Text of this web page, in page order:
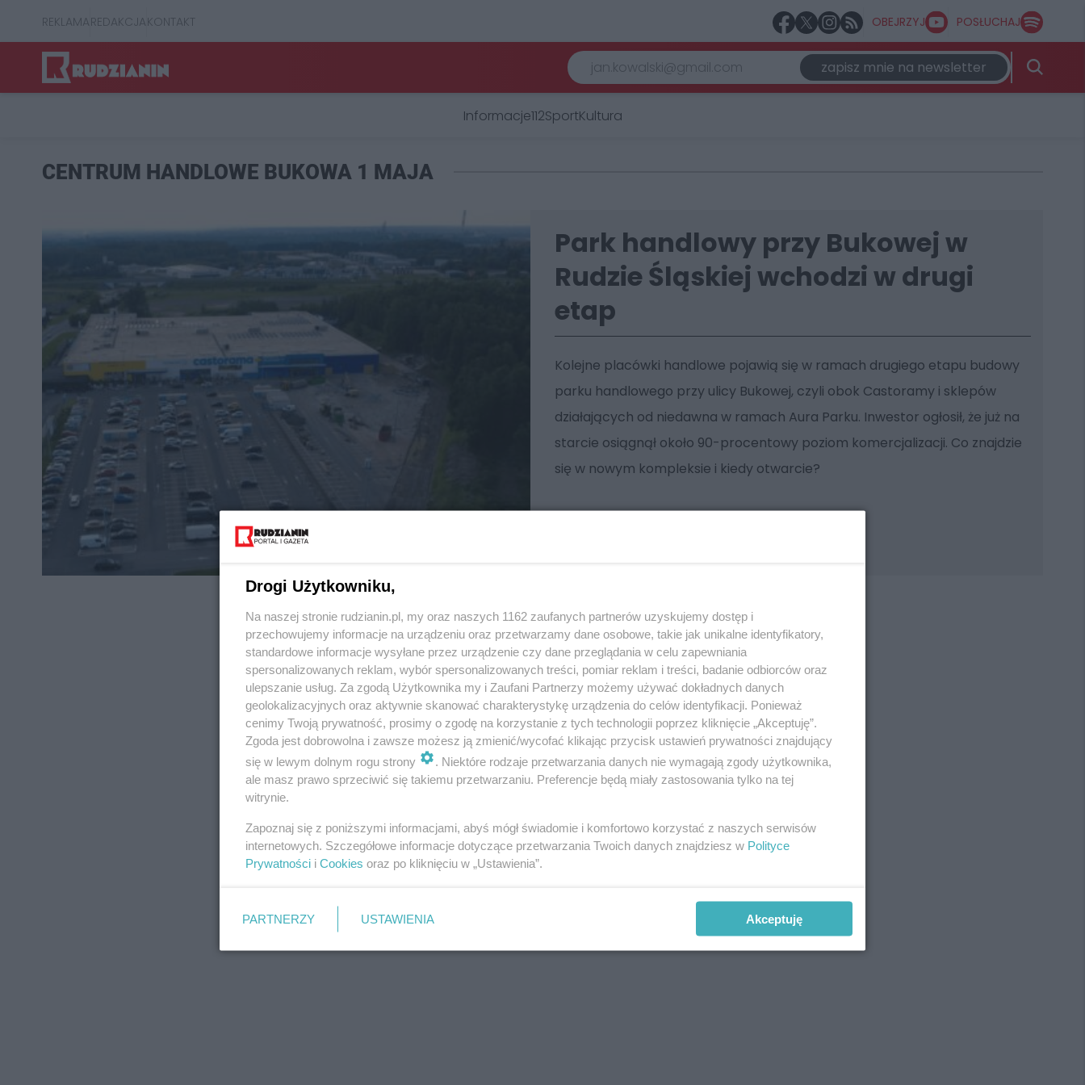
REKLAMAREDAKCJAKONTAKT OBEJRZYJ POSŁUCHAJ
zapisz mnie na newsletter
Informacje112SportKultura
CENTRUM HANDLOWE BUKOWA 1 MAJA
Park handlowy przy Bukowej w
Rudzie Śląskiej wchodzi w drugi
etap
Kolejne placówki handlowe pojawią się w ramach drugiego etapu budowy
parku handlowego przy ulicy Bukowej, czyli obok Castoramy i sklepów
działających od niedawna w ramach Aura Parku. Inwestor ogłosił, że już na
starcie osiągnął około 90-procentowy poziom komercjalizacji. Co znajdzie
się w nowym kompleksie i kiedy otwarcie?
REKLAMA REKLAMA
Drogi Użytkowniku,
Na naszej stronie rudzianin.pl, my oraz naszych 1162 zaufanych partnerów uzyskujemy dostęp i
przechowujemy informacje na urządzeniu oraz przetwarzamy dane osobowe, takie jak unikalne identyfikatory,
standardowe informacje wysyłane przez urządzenie czy dane przeglądania w celu zapewniania
spersonalizowanych reklam, wybór spersonalizowanych treści, pomiar reklam i treści, badanie odbiorców oraz
ulepszanie usług. Za zgodą Użytkownika my i Zaufani Partnerzy możemy używać dokładnych danych
geolokalizacyjnych oraz aktywnie skanować charakterystykę urządzenia do celów identyfikacji. Ponieważ
cenimy Twoją prywatność, prosimy o zgodę na korzystanie z tych technologii poprzez kliknięcie „Akceptuję”.
Zgoda jest dobrowolna i zawsze możesz ją zmienić/wycofać klikając przycisk ustawień prywatności znajdujący
się w lewym dolnym rogu strony
. Niektóre rodzaje przetwarzania danych nie wymagają zgody użytkownika,
ale masz prawo sprzeciwić się takiemu przetwarzaniu. Preferencje będą miały zastosowania tylko na tej
witrynie.
Zapoznaj się z poniższymi informacjami, abyś mógł świadomie i komfortowo korzystać z naszych serwisów
internetowych. Szczegółowe informacje dotyczące przetwarzania Twoich danych znajdziesz w Polityce
Prywatności i Cookies oraz po kliknięciu w „Ustawienia”.
PARTNERZY USTAWIENIA Akceptuję